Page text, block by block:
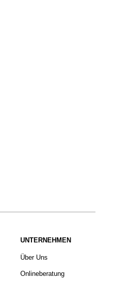
UNTERNEHMEN
Über Uns
Onlineberatung